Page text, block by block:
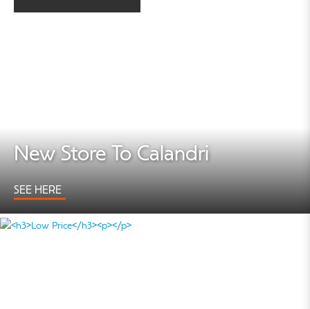
New Store To Calandri
SEE HERE